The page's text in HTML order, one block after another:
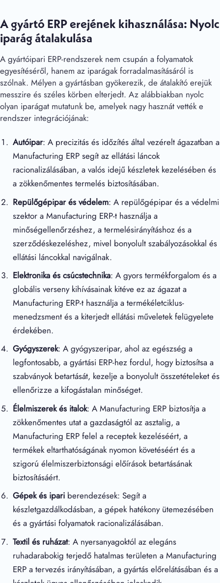
A gyártó ERP erejének kihasználása: Nyolc
iparág átalakulása
A gyártóipari ERP-rendszerek nem csupán a folyamatok
egyesítéséről, hanem az iparágak forradalmasításáról is
szólnak. Mélyen a gyártásban gyökerezik, de átalakító erejük
messzire és széles körben elterjedt. Az alábbiakban nyolc
olyan iparágat mutatunk be, amelyek nagy hasznát vették e
rendszer integrációjának:
Autóipar: A precizitás és időzítés által vezérelt ágazatban a
Manufacturing ERP segít az ellátási láncok
racionalizálásában, a valós idejű készletek kezelésében és
a zökkenőmentes termelés biztosításában.
Repülőgépipar és védelem: A repülőgépipar és a védelmi
szektor a Manufacturing ERP-t használja a
minőségellenőrzéshez, a termelésirányításhoz és a
szerződéskezeléshez, mivel bonyolult szabályozásokkal és
ellátási láncokkal navigálnak.
Elektronika és csúcstechnika: A gyors termékforgalom és a
globális verseny kihívásainak kitéve ez az ágazat a
Manufacturing ERP-t használja a termékéletciklus-
menedzsment és a kiterjedt ellátási műveletek felügyelete
érdekében.
Gyógyszerek: A gyógyszeripar, ahol az egészség a
legfontosabb, a gyártási ERP-hez fordul, hogy biztosítsa a
szabványok betartását, kezelje a bonyolult összetételeket és
ellenőrizze a kifogástalan minőséget.
Élelmiszerek és italok: A Manufacturing ERP biztosítja a
zökkenőmentes utat a gazdaságtól az asztalig, a
Manufacturing ERP felel a receptek kezeléséért, a
termékek eltarthatóságának nyomon követéséért és a
szigorú élelmiszerbiztonsági előírások betartásának
biztosításáért.
Gépek és ipari berendezések: Segít a
készletgazdálkodásban, a gépek hatékony ütemezésében
és a gyártási folyamatok racionalizálásában.
Textil és ruházat: A nyersanyagoktól az elegáns
ruhadarabokig terjedő hatalmas területen a Manufacturing
ERP a tervezés irányításában, a gyártás előrelátásában és a